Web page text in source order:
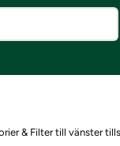
& Filter till vänster